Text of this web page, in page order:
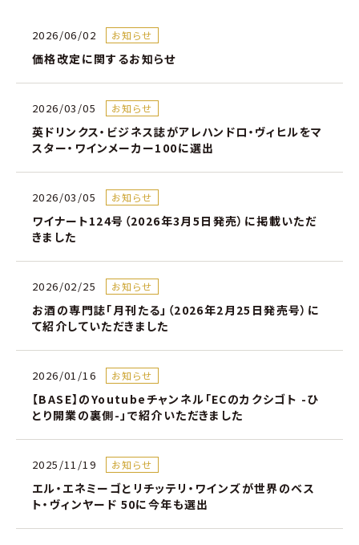
2026/06/02 お知らせ
価格改定に関するお知らせ
2026/03/05 お知らせ
英ドリンクス・ビジネス誌がアレハンドロ・ヴィヒルをマ
スター・ワインメーカー100に選出
2026/03/05 お知らせ
ワイナート124号（2026年3月5日発売）に掲載いただ
きました
2026/02/25 お知らせ
お酒の専門誌「月刊たる」（2026年2月25日発売号）に
て紹介していただきました
2026/01/16 お知らせ
【BASE】のYoutubeチャンネル「ECのカクシゴト -ひ
とり開業の裏側-」で紹介いただきました
2025/11/19 お知らせ
エル・エネミーゴとリチッテリ・ワインズが世界のベス
ト・ヴィンヤード 50に今年も選出